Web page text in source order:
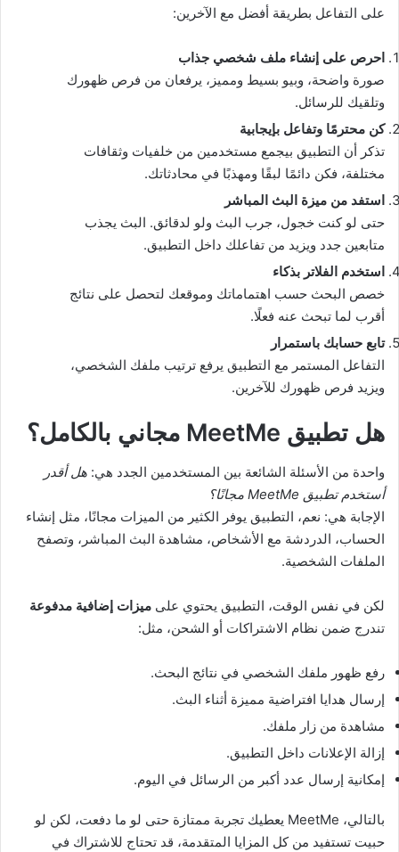
على التفاعل بطريقة أفضل مع الآخرين:
احرص على إنشاء ملف شخصي جذاب
صورة واضحة، وبيو بسيط ومميز، يرفعان من فرص ظهورك
وتلقيك للرسائل.
كن محترمًا وتفاعل بإيجابية
تذكر أن التطبيق بيجمع مستخدمين من خلفيات وثقافات
مختلفة، فكن دائمًا لبقًا ومهذبًا في محادثاتك.
استفد من ميزة البث المباشر
حتى لو كنت خجول، جرب البث ولو لدقائق. البث يجذب
متابعين جدد ويزيد من تفاعلك داخل التطبيق.
استخدم الفلاتر بذكاء
خصص البحث حسب اهتماماتك وموقعك لتحصل على نتائج
أقرب لما تبحث عنه فعلًا.
تابع حسابك باستمرار
التفاعل المستمر مع التطبيق يرفع ترتيب ملفك الشخصي،
ويزيد فرص ظهورك للآخرين.
هل تطبيق MeetMe مجاني بالكامل؟
واحدة من الأسئلة الشائعة بين المستخدمين الجدد هي: هل أقدر
أستخدم تطبيق MeetMe مجانًا؟
الإجابة هي: نعم، التطبيق يوفر الكثير من الميزات مجانًا، مثل إنشاء
الحساب، الدردشة مع الأشخاص، مشاهدة البث المباشر، وتصفح
الملفات الشخصية.
لكن في نفس الوقت، التطبيق يحتوي على ميزات إضافية مدفوعة
تندرج ضمن نظام الاشتراكات أو الشحن، مثل:
رفع ظهور ملفك الشخصي في نتائج البحث.
إرسال هدايا افتراضية مميزة أثناء البث.
مشاهدة من زار ملفك.
إزالة الإعلانات داخل التطبيق.
إمكانية إرسال عدد أكبر من الرسائل في اليوم.
بالتالي، MeetMe يعطيك تجربة ممتازة حتى لو ما دفعت، لكن لو
حبيت تستفيد من كل المزايا المتقدمة، قد تحتاج للاشتراك في